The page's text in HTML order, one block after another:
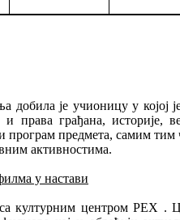
је учионицу у којој
и права грађана,
предмета, самим тим
активностима.
у настави
са културним центром